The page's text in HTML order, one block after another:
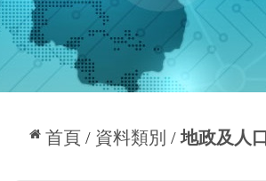
首頁 資料類別 地政及人口